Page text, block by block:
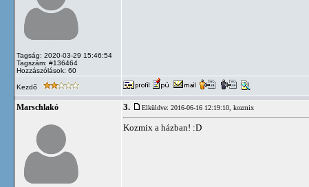
Tagság: 2020-03-29 15:46:54
Tagszám: #136464
Hozzászólások: 60
Kezdő
Marschlakó 3. Elküldve: 2016-06-16 12:19:10, kozmix
Kozmix a házban! :D